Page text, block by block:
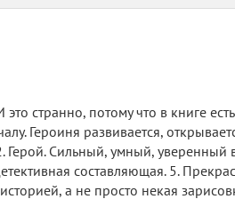
странно, потому что в книге
Героиня развивается,
Сильный, умный, уверенный в
составляющая. 5.
а не просто некая